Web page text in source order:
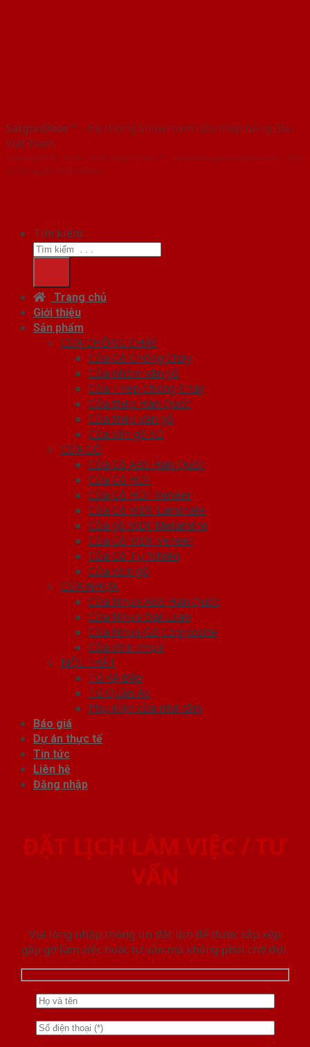
SaigonDoor™ - Hệ thống Showroom cửa thép hàng đầu
Việt Nam
Copyright ⓒ 2016 – 2026 SaigonDoor™ - www.baogiacuathep.com | Đơn
vị chủ quản SaigonDoor
Tìm kiếm:
Trang chủ
Giới thiệu
Sản phẩm
CỬA CHỐNG CHÁY
Cửa Gỗ Chống Cháy
Cửa nhôm vân gỗ
Cửa Thép Chống Cháy
Cửa thép Hàn Quốc
Cửa thép vân gỗ
Cửa vân gỗ 5D
CỬA GỖ
Cửa Gỗ ABS Hàn Quốc
Cửa Gỗ HDF
Cửa Gỗ HDF Veneer
Cửa Gỗ MDF Laminate
Cửa gỗ MDF Melamine
Cửa Gỗ MDF Veneer
Cửa Gỗ Tự Nhiên
Cửa vòm gỗ
CỬA NHỰA
Cửa Nhựa ABS Hàn Quốc
Cửa Nhựa Đài Loan
Cửa Nhựa Gỗ Composite
Cửa vòm nhựa
NỘI THẤT
Tủ Kệ Bếp
Tủ Quần Áo
Phụ kiện cửa nhà tắm
Báo giá
Dự án thực tế
Tin tức
Liên hệ
Đăng nhập
ĐẶT LỊCH LÀM VIỆC / TƯ
VẤN
Vui lòng nhập thông tin đặt lịch để được sắp xếp
gặp gỡ làm việc hoăc tư vấn mà không phải chờ đợi.